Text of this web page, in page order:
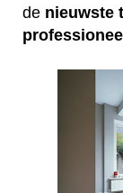
de nieuwste